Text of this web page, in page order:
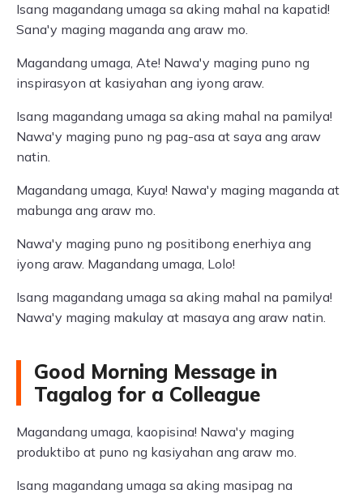
Isang magandang umaga sa aking mahal na kapatid!
Sana'y maging maganda ang araw mo.
Magandang umaga, Ate! Nawa'y maging puno ng
inspirasyon at kasiyahan ang iyong araw.
Isang magandang umaga sa aking mahal na pamilya!
Nawa'y maging puno ng pag-asa at saya ang araw
natin.
Magandang umaga, Kuya! Nawa'y maging maganda at
mabunga ang araw mo.
Nawa'y maging puno ng positibong enerhiya ang
iyong araw. Magandang umaga, Lolo!
Isang magandang umaga sa aking mahal na pamilya!
Nawa'y maging makulay at masaya ang araw natin.
Good Morning Message in
Tagalog for a Colleague
Magandang umaga, kaopisina! Nawa'y maging
produktibo at puno ng kasiyahan ang araw mo.
Isang magandang umaga sa aking masipag na